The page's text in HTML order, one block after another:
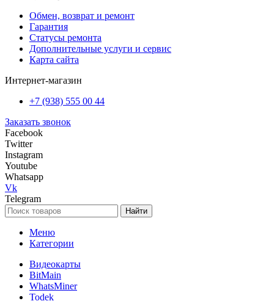
Обмен, возврат и ремонт
Гарантия
Статусы ремонта
Дополнительные услуги и сервис
Карта сайта
Интернет-магазин
+7 (938) 555 00 44
Заказать звонок
Facebook
Twitter
Instagram
Youtube
Whatsapp
Vk
Telegram
Найти
Меню
Категории
Видеокарты
BitMain
WhatsMiner
Todek